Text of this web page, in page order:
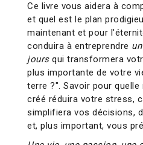
Ce livre vous aidera à
et quel est le plan
maintenant et pour
conduira à entreprendre
joursqui transformera
plus importante de votre
terre ?". Savoir pour
créé réduira votre stress,
simplifiera vos décisions,
et, plus important, vous